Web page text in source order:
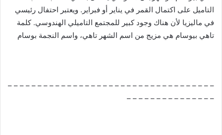
التاميل على اكتمال القمر في يناير أو فبراير. ويعتبر احتفال رئيسي
في ماليزيا لأن هناك وجود كبير للمجتمع التاميلي الهندوسي. كلمة
تاهي بيوسام هي مزيج من اسم الشهر تاهي، واسم النجمة بوسام
– – – – – – – – – – – – – – – – – – – – – – – – – – – – – – – – – – –
– – – – – – – – – – – – – – –